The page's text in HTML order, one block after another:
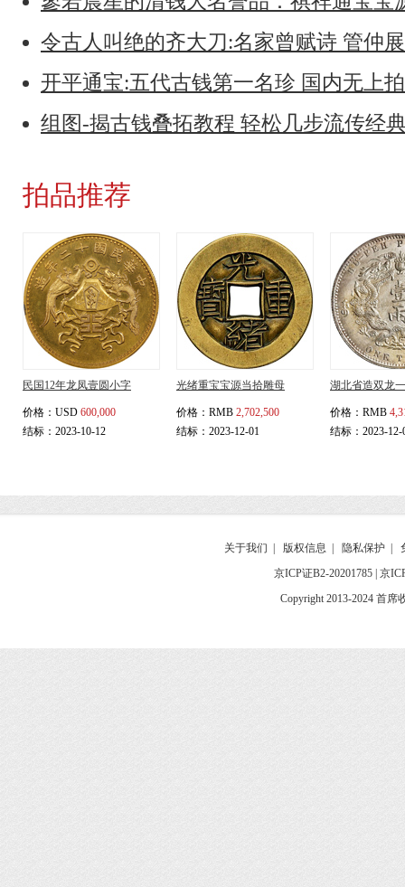
令古人叫绝的齐大刀:名家曾赋诗 管仲
开平通宝:五代古钱第一名珍 国内无上
组图-揭古钱叠拓教程 轻松几步流传经
拍品推荐
民国12年龙凤壹圆小字
价格： USD 600,000
结标：2023-10-12
光绪重宝宝源当拾雕母
价格： RMB 2,702,500
结标：2023-12-01
湖北省造双龙
价格： RMB
结标：2023-12-
关于我们 版权信息 隐私保护
京ICP证B2-20201785 京
Copyright 2013-2024 首席